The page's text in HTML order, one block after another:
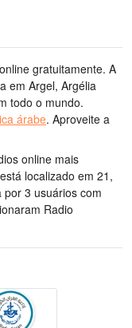
gratuitamente. A
em Argel, Argélia
todo o mundo.
árabe. Aproveite a
online mais
localizado em 21,
por 3 usuários com
Radio